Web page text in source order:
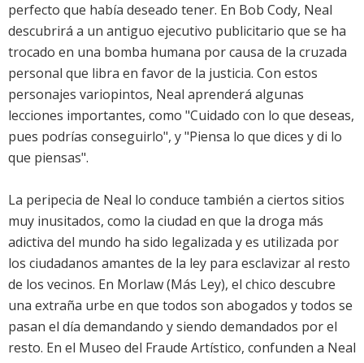
perfecto que había deseado tener. En Bob Cody, Neal
descubrirá a un antiguo ejecutivo publicitario que se ha
trocado en una bomba humana por causa de la cruzada
personal que libra en favor de la justicia. Con estos
personajes variopintos, Neal aprenderá algunas
lecciones importantes, como "Cuidado con lo que deseas,
pues podrías conseguirlo", y "Piensa lo que dices y di lo
que piensas".
La peripecia de Neal lo conduce también a ciertos sitios
muy inusitados, como la ciudad en que la droga más
adictiva del mundo ha sido legalizada y es utilizada por
los ciudadanos amantes de la ley para esclavizar al resto
de los vecinos. En Morlaw (Más Ley), el chico descubre
una extraña urbe en que todos son abogados y todos se
pasan el día demandando y siendo demandados por el
resto. En el Museo del Fraude Artístico, confunden a Neal